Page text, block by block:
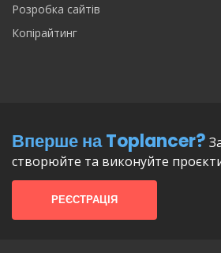
Розробка сайтів
Копірайтинг
Вперше на Toplancer?
створюйте та виконуйте
РЕЄСТРАЦІЯ